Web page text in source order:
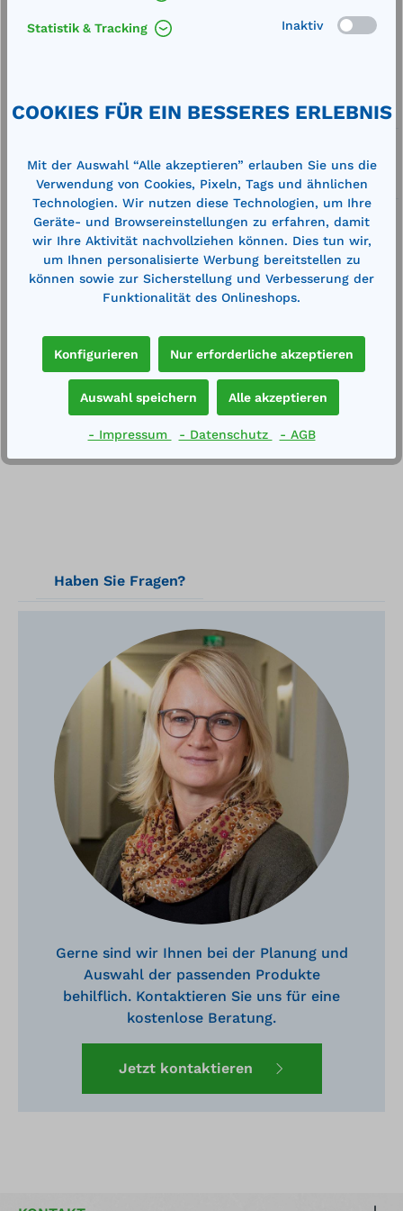
Service
Zertifizierte Qualität
Beschreibung
Außenmaße (BxTxH): 1300 x 400 x 95 mm
Auffangvolumen: 28 Liter Gewicht: 5,15 kgzur
sicheren und vorschriftsmäßigen Lagerung…Mehr
Technische Daten
Haben Sie Fragen?
Gerne sind wir Ihnen bei der Planung und
Auswahl der passenden Produkte
behilflich. Kontaktieren Sie uns für eine
kostenlose Beratung.
Jetzt kontaktieren
Statistik & Tracking Inaktiv
COOKIES FÜR EIN BESSERES ERLEBNIS
Mit der Auswahl “Alle akzeptieren” erlauben Sie uns die
Verwendung von Cookies, Pixeln, Tags und ähnlichen
Technologien. Wir nutzen diese Technologien, um Ihre
Geräte- und Browsereinstellungen zu erfahren, damit
wir Ihre Aktivität nachvollziehen können. Dies tun wir,
um Ihnen personalisierte Werbung bereitstellen zu
können sowie zur Sicherstellung und Verbesserung der
Funktionalität des Onlineshops.
Konfigurieren Nur erforderliche akzeptieren
Auswahl speichern Alle akzeptieren
- Impressum - Datenschutz - AGB